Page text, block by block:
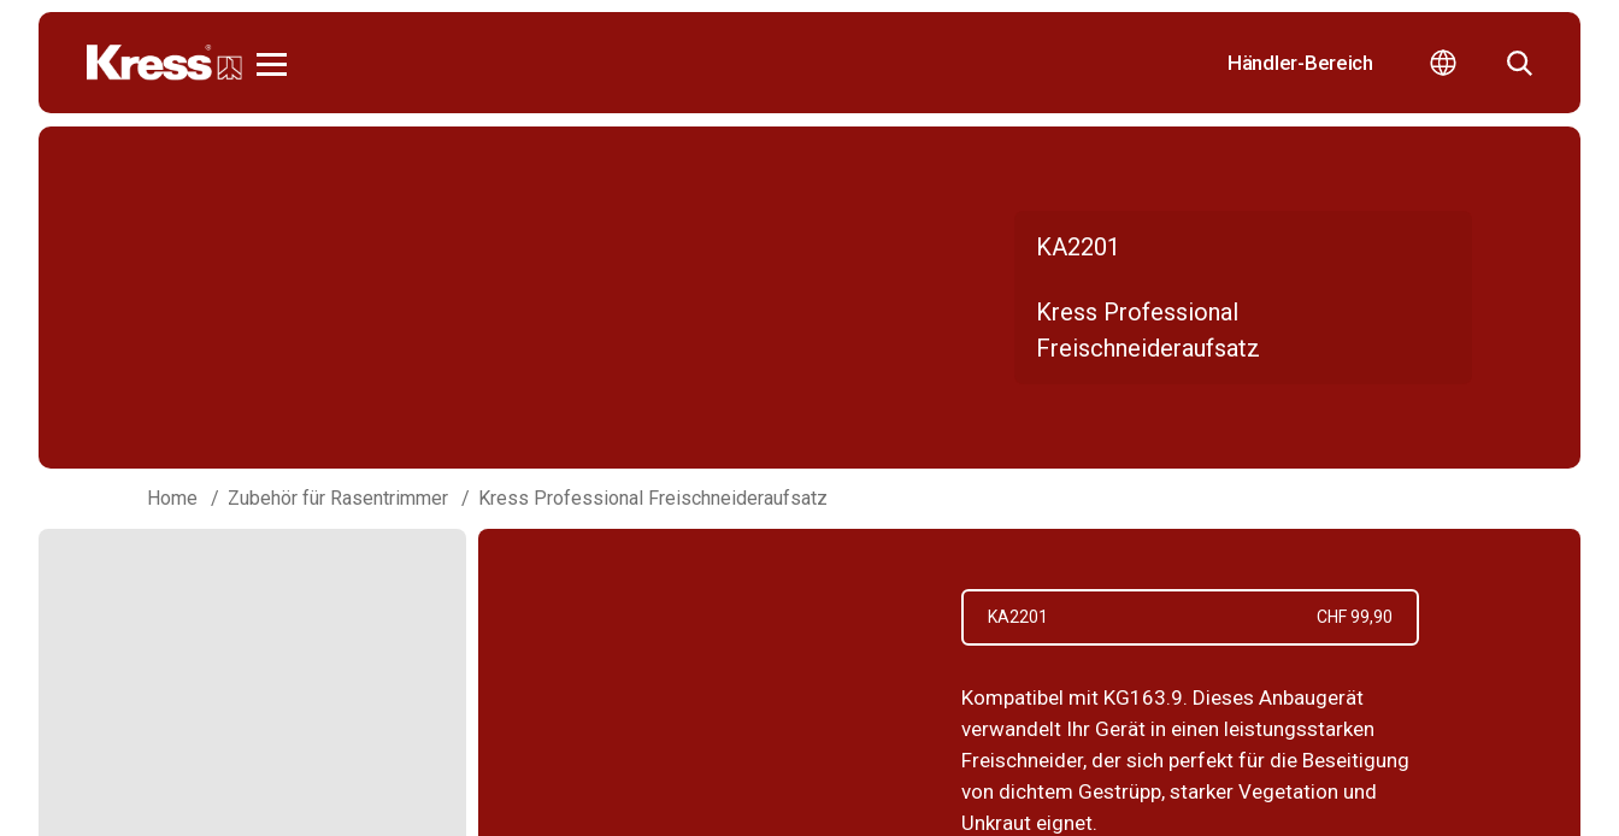
Händler-Bereich
KA2201
Kress Professional
Freischneideraufsatz
Home Zubehör für Rasentrimmer Kress Professional Freischneideraufsatz
KA2201 CHF 99,90
Kompatibel mit KG163.9. Dieses Anbaugerät
verwandelt Ihr Gerät in einen leistungsstarken
Freischneider, der sich perfekt für die Beseitigung
von dichtem Gestrüpp, starker Vegetation und
Unkraut eignet.